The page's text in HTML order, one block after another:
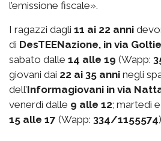
l’emissione fiscale».
I ragazzi dagli 11 ai 22 anni
di DesTEENazione, in via
sabato dalle 14 alle 19 (Wapp:
giovani dai 22 ai 35 anni negli
dell’Informagiovani in via
venerdì dalle 9 alle 12; martedì
15 alle 17 (Wapp: 334/1155574